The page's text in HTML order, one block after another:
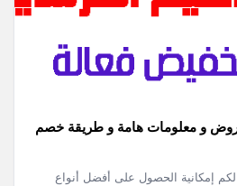
و معلومات هامة و طريقة خصم
إمكانية الحصول على أفضل أنواع